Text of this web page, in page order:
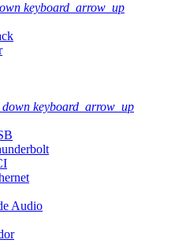
keyboard_arrow_up
keyboard_arrow_up
Audio